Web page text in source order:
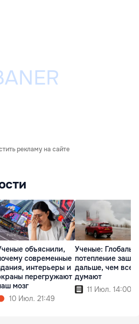
рекламу на сайте
объяснили,
современные
интерьеры и
перегружают
мозг
10 Июл. 21:49
Ученые:
потепление зашло
дальше, чем все
думают
11 Июл. 14:00